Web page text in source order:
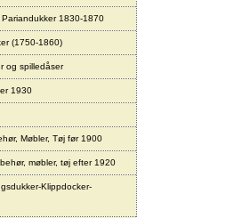
1830-1870
(1750-1860)
og spilledåser
1930
Møbler, Tøj før 1900
møbler, tøj efter 1920
Klippdocker-